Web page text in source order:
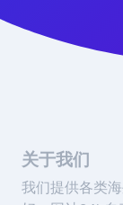
关于我们
我们提供各类